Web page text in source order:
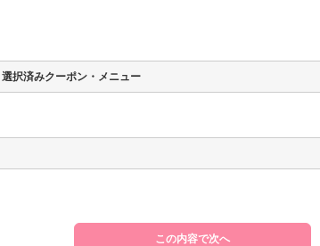
選択済みクーポン・メニュー
この内容で次へ